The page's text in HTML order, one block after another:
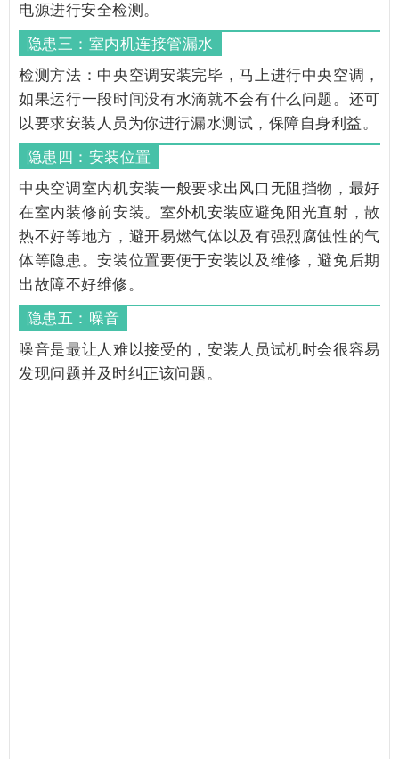
电源进行安全检测。
隐患三：室内机连接管漏水
检测方法：中央空调安装完毕，马上进行中央空调，
如果运行一段时间没有水滴就不会有什么问题。还可
以要求安装人员为你进行漏水测试，保障自身利益。
隐患四：安装位置
中央空调室内机安装一般要求出风口无阻挡物，最好
在室内装修前安装。 室外机安装应避免阳光直射，散
热不好等地方，避开易燃气体以及有强烈腐蚀性的气
体等隐患。安装位置要便于安装以及维修，避免后期
出故障不好维修。
隐患五：噪音
噪音是最让人难以接受的，安装人员试机时会很容易
发现问题并及时纠正该问题。